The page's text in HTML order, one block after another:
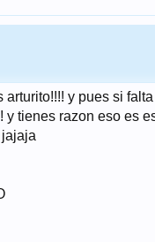
arturito!!!! y pues si
y tienes razon eso es